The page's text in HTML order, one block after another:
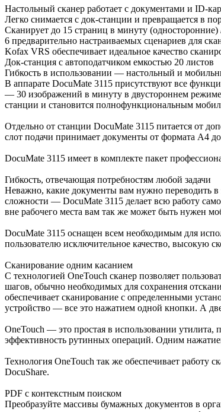
Настольный сканер работает с документами и ID-
Легко снимается с док-станции и превращается в
Сканирует до 15 страниц в минуту
6 предварительно настраиваемых сценариев для
Kofax VRS обеспечивает идеальное качество
Док-станция с автоподатчиком емкостью 20 листов
Гибкость в использовании — настольный и
В аппарате DocuMate 3115 присутствуют все
— 30 изображений в минуту в двустороннем
станции и становится полнофункциональным
Отдельно от станции DocuMate 3115 питается от
слот подачи принимает документы от формата А4
DocuMate 3115 имеет в комплекте пакет
Гибкость, отвечающая потребностям любой задачи
Неважно, какие документы вам нужно переводить
сложности — DocuMate 3115 делает всю работу
вне рабочего места вам так же может быть нужен
DocuMate 3115 оснащен всем необходимым для
пользователю исключительное качество, высокую
Сканирование одним касанием
С технологией OneTouch сканер позволяет
шагов, обычно необходимых для сохранения
обеспечивает сканирование с определенными
устройство — все это нажатием одной кнопки. А
OneTouch — это простая в использовании утилита,
эффективность рутинных операций. Одним
Технология OneTouch так же обеспечивает
DocuShare.
PDF с контекстным поиском
Преобразуйте массивы бумажных документов в